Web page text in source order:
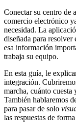
Conectar su centro de
comercio electrónico
necesidad. La
diseñada para resolver
esa información
trabaja su equipo.
En esta guía, le
integración.
marcha, cuánto
También hablaremos
para pasar de solo
las respuestas de